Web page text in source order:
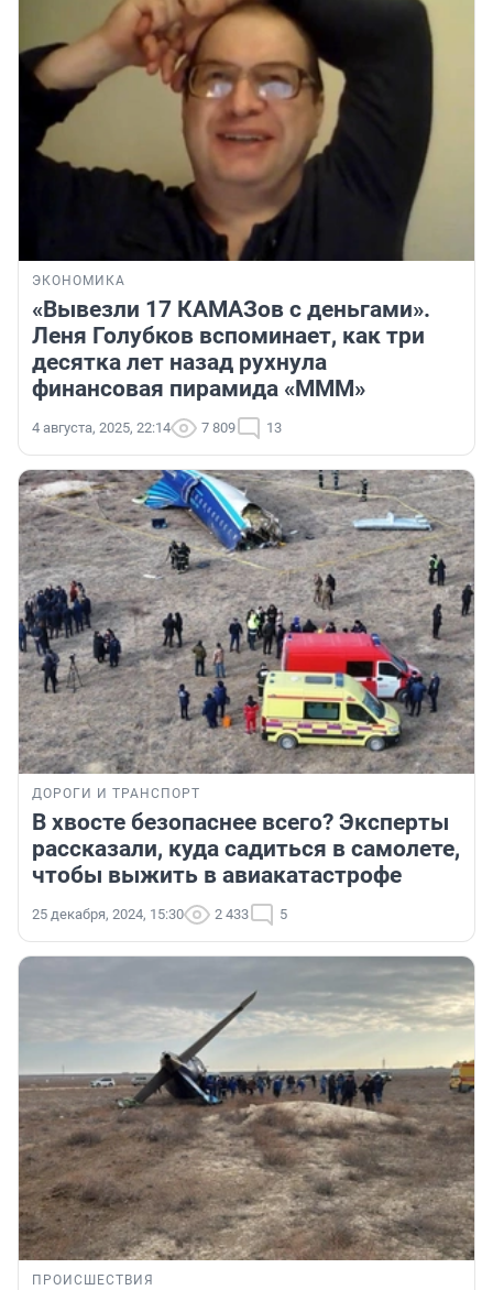
ЭКОНОМИКА
«Вывезли 17 КАМАЗов с деньгами».
Леня Голубков вспоминает, как три
десятка лет назад рухнула
финансовая пирамида «МММ»
4 августа, 2025, 22:14 7 809 13
ДОРОГИ И ТРАНСПОРТ
В хвосте безопаснее всего? Эксперты
рассказали, куда садиться в самолете,
чтобы выжить в авиакатастрофе
25 декабря, 2024, 15:30 2 433 5
ПРОИСШЕСТВИЯ